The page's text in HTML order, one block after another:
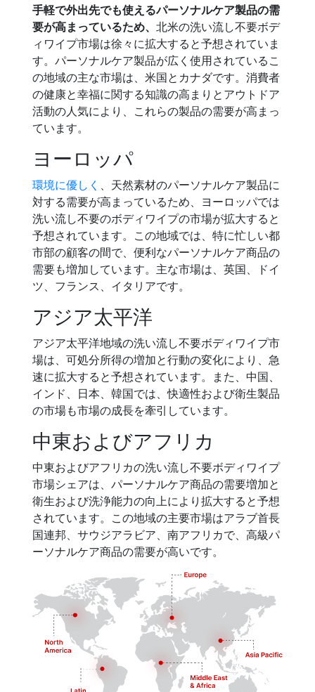
手軽で外出先でも使えるパーソナルケア製品の需
要が高まっているため、 北米の洗い流し不要ボデ
ィワイプ市場は徐々に拡大すると予想されていま
す。パーソナルケア製品が広く使用されているこ
の地域の主な市場は、米国とカナダです。消費者
の健康と幸福に関する知識の高まりとアウトドア
活動の人気により、これらの製品の需要が高まっ
ています。
ヨーロッパ
環境に優しく 、天然素材のパーソナルケア製品に
対する需要が高まっているため、ヨーロッパでは
洗い流し不要のボディワイプの市場が拡大すると
予想されています。この地域では、特に忙しい都
市部の顧客の間で、便利なパーソナルケア商品の
需要も増加しています。主な市場は、英国、ドイ
ツ、フランス、イタリアです。
アジア太平洋
アジア太平洋地域の洗い流し不要ボディワイプ市
場は、可処分所得の増加と行動の変化により、急
速に拡大すると予想されています。また、中国、
インド、日本、韓国では、快適性および衛生製品
の市場も市場の成長を牽引しています。
中東およびアフリカ
中東およびアフリカの洗い流し不要ボディワイプ
市場シェアは、パーソナルケア商品の需要増加と
衛生および洗浄能力の向上により拡大すると予想
されています。この地域の主要市場はアラブ首長
国連邦、サウジアラビア、南アフリカで、高級パ
ーソナルケア商品の需要が高いです。